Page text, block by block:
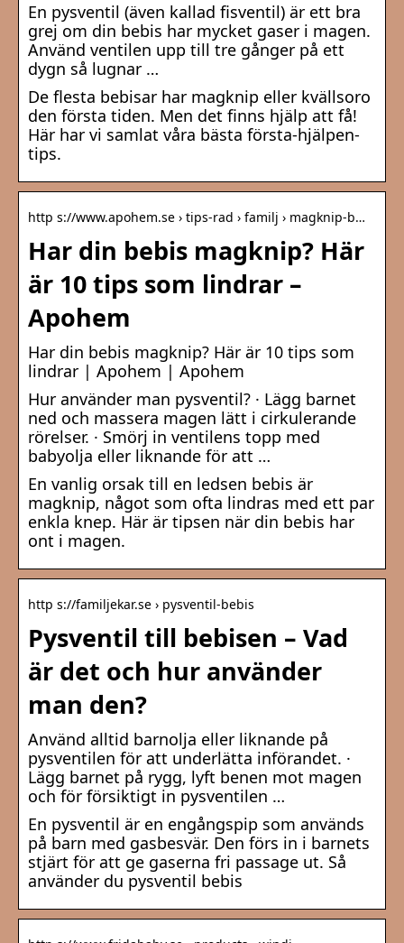
En pysventil (även kallad fisventil) är ett bra
grej om din bebis har mycket gaser i magen.
Använd ventilen upp till tre gånger på ett
dygn så lugnar …
De flesta bebisar har magknip eller kvällsoro
den första tiden. Men det finns hjälp att få!
Här har vi samlat våra bästa första-hjälpen-
tips.
http s://www.apohem.se › tips-rad › familj › magknip-b…
Har din bebis magknip? Här
är 10 tips som lindrar –
Apohem
Har din bebis magknip? Här är 10 tips som
lindrar | Apohem | Apohem
Hur använder man pysventil? · Lägg barnet
ned och massera magen lätt i cirkulerande
rörelser. · Smörj in ventilens topp med
babyolja eller liknande för att …
En vanlig orsak till en ledsen bebis är
magknip, något som ofta lindras med ett par
enkla knep. Här är tipsen när din bebis har
ont i magen.
http s://familjekar.se › pysventil-bebis
Pysventil till bebisen – Vad
är det och hur använder
man den?
Använd alltid barnolja eller liknande på
pysventilen för att underlätta införandet. ·
Lägg barnet på rygg, lyft benen mot magen
och för försiktigt in pysventilen …
En pysventil är en engångspip som används
på barn med gasbesvär. Den förs in i barnets
stjärt för att ge gaserna fri passage ut. Så
använder du pysventil bebis